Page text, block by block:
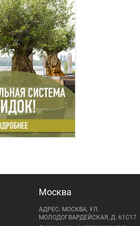
Москва
АДРЕС: МОСКВА, УЛ.
МОЛОДОГВАРДЕЙСКАЯ, Д. 61С17